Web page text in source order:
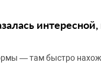
— там быстро